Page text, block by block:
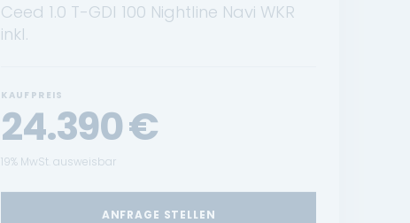
Ceed 1.0 T-GDI 100 Nightline Navi WKR
inkl.
KAUFPREIS
24.390€
19% MwSt. ausweisbar
ANFRAGE STELLEN